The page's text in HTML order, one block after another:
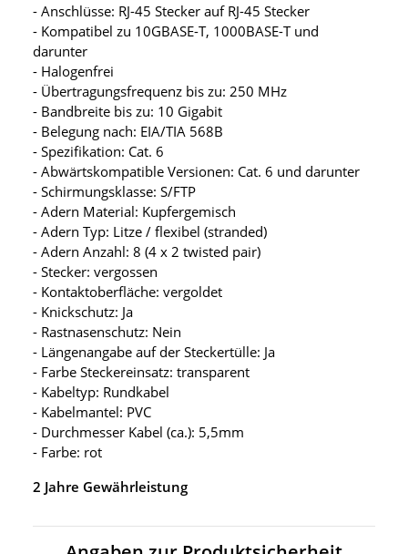
- Anschlüsse: RJ-45 Stecker auf RJ-45 Stecker
- Kompatibel zu 10GBASE-T, 1000BASE-T und
darunter
- Halogenfrei
- Übertragungsfrequenz bis zu: 250 MHz
- Bandbreite bis zu: 10 Gigabit
- Belegung nach: EIA/TIA 568B
- Spezifikation: Cat. 6
- Abwärtskompatible Versionen: Cat. 6 und darunter
- Schirmungsklasse: S/FTP
- Adern Material: Kupfergemisch
- Adern Typ: Litze / flexibel (stranded)
- Adern Anzahl: 8 (4 x 2 twisted pair)
- Stecker: vergossen
- Kontaktoberfläche: vergoldet
- Knickschutz: Ja
- Rastnasenschutz: Nein
- Längenangabe auf der Steckertülle: Ja
- Farbe Steckereinsatz: transparent
- Kabeltyp: Rundkabel
- Kabelmantel: PVC
- Durchmesser Kabel (ca.): 5,5mm
- Farbe: rot
2 Jahre Gewährleistung